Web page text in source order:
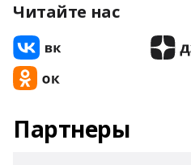
Читайте нас
Партнеры